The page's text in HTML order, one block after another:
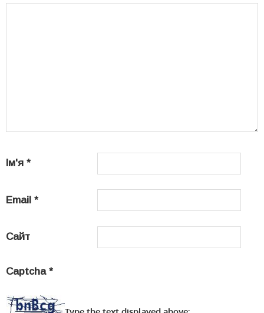
Ім'я *
Email *
Сайт
Captcha *